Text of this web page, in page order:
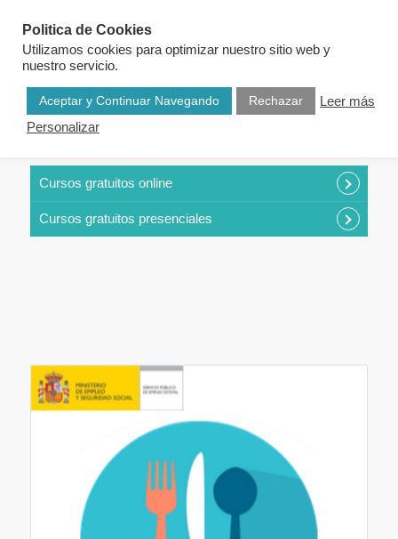
Cursos gratuitos online
Cursos gratuitos presenciales
Politica de Cookies
Utilizamos cookies para optimizar nuestro sitio web y
nuestro servicio.
Aceptar y Continuar Navegando Rechazar
Leer más
Personalizar